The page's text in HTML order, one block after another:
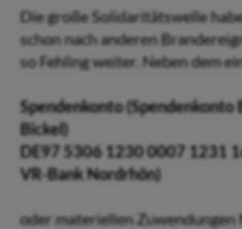
Die große Solidaritätswelle
schon nach anderen
so Fehling weiter. Neben dem
Spendenkonto (Spendenkonto
Bickel)
DE97 5306 1230 0007 1231
VR-Bank Nordrhön)
oder materiellen Zuwendungen